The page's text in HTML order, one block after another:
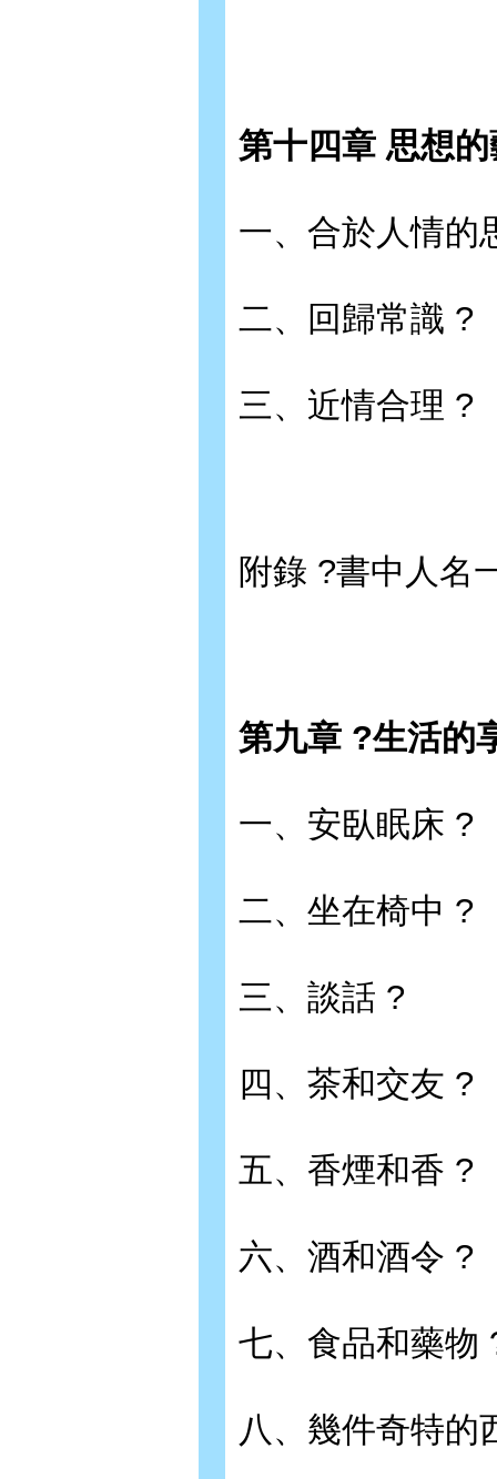
第十四章 思想
一、合於人情的
二、回歸常識 ?
三、近情合理 ?
附錄 ?書中人名
第九章 ?生活的
一、安臥眠床 ?
二、坐在椅中 ?
三、談話 ?
四、茶和交友 ?
五、香煙和香 ?
六、酒和酒令 ?
七、食品和藥物
八、幾件奇特的